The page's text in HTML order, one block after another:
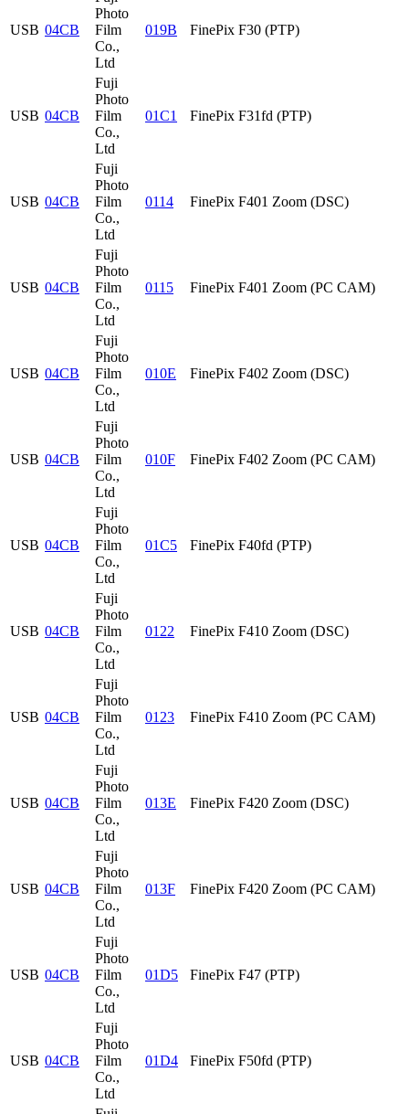
USB 04CB
Photo
Film
Co.,
Ltd
019B FinePix F30 (PTP)
USB 04CB
Fuji
Photo
Film
Co.,
Ltd
01C1 FinePix F31fd (PTP)
USB 04CB
Fuji
Photo
Film
Co.,
Ltd
0114 FinePix F401 Zoom (DSC)
USB 04CB
Fuji
Photo
Film
Co.,
Ltd
0115 FinePix F401 Zoom (PC CAM)
USB 04CB
Fuji
Photo
Film
Co.,
Ltd
010E FinePix F402 Zoom (DSC)
USB 04CB
Fuji
Photo
Film
Co.,
Ltd
010F FinePix F402 Zoom (PC CAM)
USB 04CB
Fuji
Photo
Film
Co.,
Ltd
01C5 FinePix F40fd (PTP)
USB 04CB
Fuji
Photo
Film
Co.,
Ltd
0122 FinePix F410 Zoom (DSC)
USB 04CB
Fuji
Photo
Film
Co.,
Ltd
0123 FinePix F410 Zoom (PC CAM)
USB 04CB
Fuji
Photo
Film
Co.,
Ltd
013E FinePix F420 Zoom (DSC)
USB 04CB
Fuji
Photo
Film
Co.,
Ltd
013F FinePix F420 Zoom (PC CAM)
USB 04CB
Fuji
Photo
Film
Co.,
Ltd
01D5 FinePix F47 (PTP)
USB 04CB
Fuji
Photo
Film
Co.,
Ltd
01D4 FinePix F50fd (PTP)